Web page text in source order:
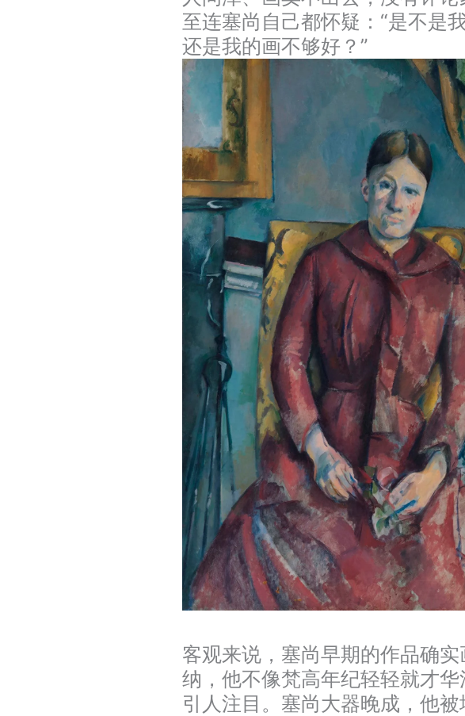
至连塞尚自己都怀疑：“是不是
还是我的画不够好？”
客观来说，塞尚早期的作品确
纳，他不像梵高年纪轻轻就才
引人注目。塞尚大器晚成，他